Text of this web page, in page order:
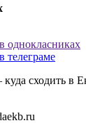
однокласниках
телеграме
сходить в